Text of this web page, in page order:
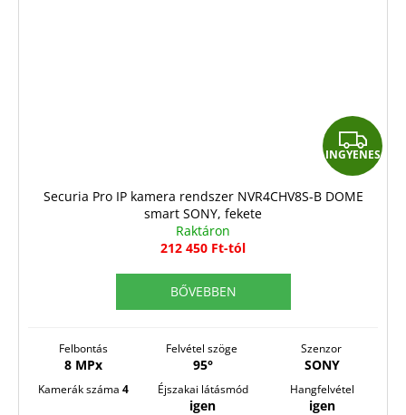
I
N
INGYENES
Securia Pro IP kamera rendszer NVR4CHV8S-B DOME
smart SONY, fekete
Raktáron
212 450 Ft-tól
BŐVEBBEN
Felbontás
8 MPx
Felvétel szöge
95°
Szenzor
SONY
Kamerák száma 4 Éjszakai látásmód
igen
Hangfelvétel
igen